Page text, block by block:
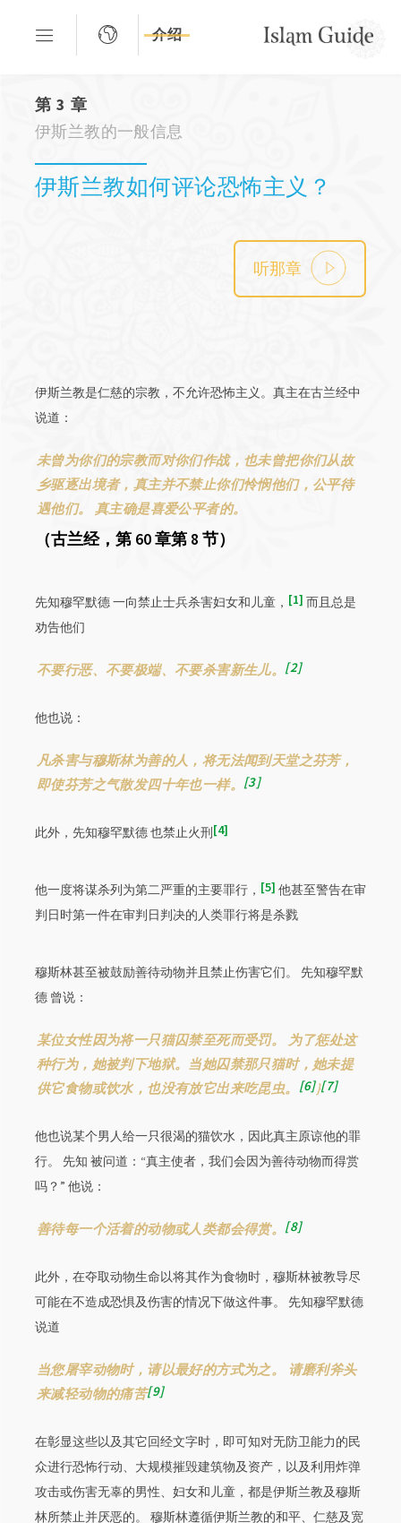
介绍
第 3 章
伊斯兰教的一般信息
伊斯兰教如何评论恐怖主义？
听那章
伊斯兰教是仁慈的宗教，不允许恐怖主义。真主在古兰经中
说道：
未曾为你们的宗教而对你们作战，也未曾把你们从故
乡驱逐出境者，真主并不禁止你们怜悯他们，公平待
遇他们。 真主确是喜爱公平者的。
（古兰经，第 60 章第 8 节）
先知穆罕默德 一向禁止士兵杀害妇女和儿童， 1 而且总是
劝告他们
不要行恶、不要极端、不要杀害新生儿。 2
他也说：
凡杀害与穆斯林为善的人，将无法闻到天堂之芬芳，
即使芬芳之气散发四十年也一样。
3
此外，先知穆罕默德 也禁止火刑 4
他一度将谋杀列为第二严重的主要罪行， 5 他甚至警告在审
判日时第一件在审判日判决的人类罪行将是杀戮
穆斯林甚至被鼓励善待动物并且禁止伤害它们。 先知穆罕默
德 曾说：
某位女性因为将一只猫囚禁至死而受罚。 为了惩处这
种行为，她被判下地狱。当她囚禁那只猫时，她未提
供它食物或饮水，也没有放它出来吃昆虫。
6 } 7
他也说某个男人给一只很渴的猫饮水，因此真主原谅他的罪
行。 先知 被问道：“真主使者，我们会因为善待动物而得赏
吗？” 他说：
善待每一个活着的动物或人类都会得赏。 8
此外，在夺取动物生命以将其作为食物时，穆斯林被教导尽
可能在不造成恐惧及伤害的情况下做这件事。 先知穆罕默德
说道
当您屠宰动物时，请以最好的方式为之。 请磨利斧头
来减轻动物的痛苦 9
在彰显这些以及其它回经文字时，即可知对无防卫能力的民
众进行恐怖行动、大规模摧毁建筑物及资产，以及利用炸弹
攻击或伤害无辜的男性、妇女和儿童，都是伊斯兰教及穆斯
林所禁止并厌恶的。 穆斯林遵循伊斯兰教的和平、仁慈及宽